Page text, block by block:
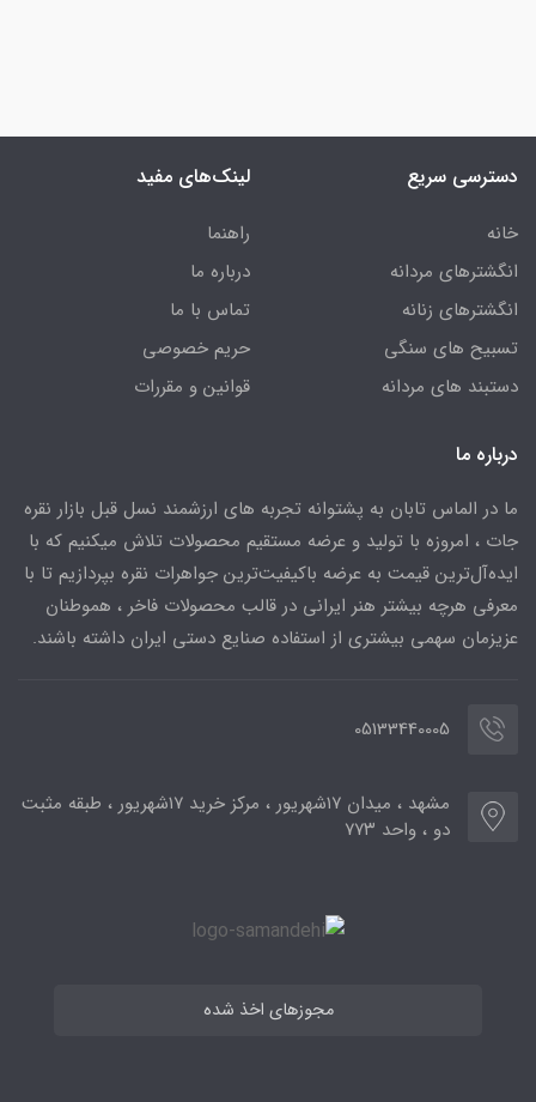
دسترسی سریع
خانه
انگشترهای مردانه
انگشترهای زنانه
تسبیح های سنگی
دستبند های مردانه
لینک‌های مفید
راهنما
درباره ما
تماس با ما
حریم خصوصی
قوانین و مقررات
درباره ما
ما در الماس تابان به پشتوانه تجربه های ارزشمند نسل قبل بازار نقره
جات ، امروزه با تولید و عرضه مستقیم محصولات تلاش میکنیم که با
ایده‌آل‌ترین قیمت به عرضه باکیفیت‌ترین جواهرات نقره بپردازیم تا با
معرفی هرچه بیشتر هنر ایرانی در قالب محصولات فاخر ، هموطنان
عزیزمان سهمی بیشتری از استفاده صنایع دستی ایران داشته باشند.
05133440005
مشهد ، میدان ۱۷شهریور ، مرکز خرید ۱۷شهریور ، طبقه مثبت
دو ، واحد ۷۷۳
مجوزهای اخذ شده